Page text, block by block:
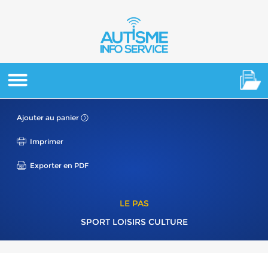
Ajouter au panier
Imprimer
Exporter en PDF
LE PAS
SPORT LOISIRS CULTURE